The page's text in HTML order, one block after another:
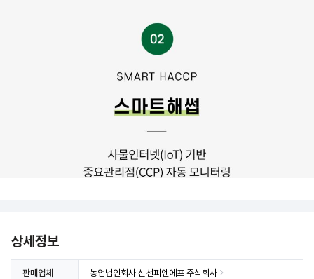
상세정보
판매업체 농업법인회사 신선피엔에프 주식회사